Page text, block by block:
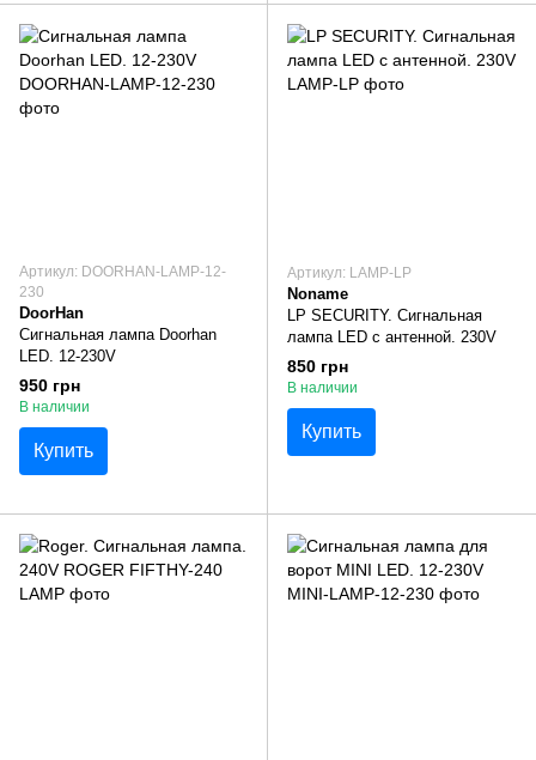
Артикул: DOORHAN-LAMP-12-
230
DoorHan
Сигнальная лампа Doorhan
LED. 12-230V
950 грн
В наличии
Купить
Артикул: LAMP-LP
Noname
LP SECURITY. Сигнальная
лампа LED с антенной. 230V
850 грн
В наличии
Купить